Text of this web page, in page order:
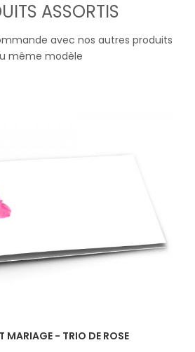
ASSORTIS
avec nos autres produits
même modèle
MARIAGE - TRIO DE ROSE